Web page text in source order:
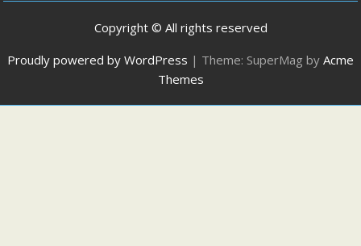
Copyright © All rights reserved
Proudly powered by WordPress | Theme: SuperMag by Acme
Themes